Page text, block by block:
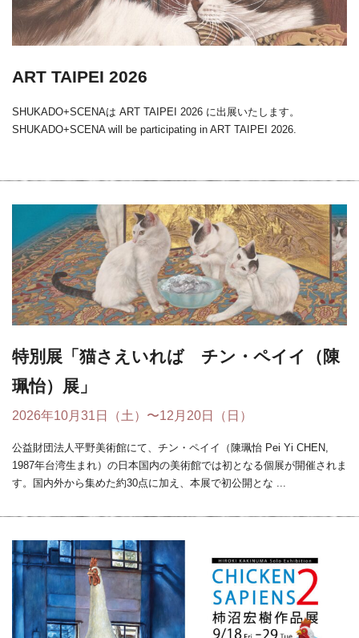
ART TAIPEI 2026
SHUKADO+SCENAは ART TAIPEI 2026 に出展いたします。
SHUKADO+SCENA will be participating in ART TAIPEI 2026.
特別展「猫さえいれば チン・ペイイ（陳
珮怡）展」
2026年10月31日（土）〜12月20日（日）
公益財団法人平野美術館にて、チン・ペイイ（陳珮怡 Pei Yi CHEN,
1987年台湾生まれ）の日本国内の美術館では初となる個展が開催されま
す。国内外から集めた約30点に加え、本展で初公開とな ...